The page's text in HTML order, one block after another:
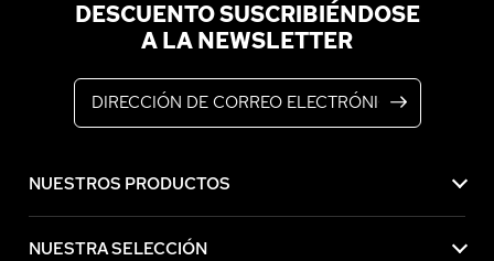
DESCUENTO SUSCRIBIÉNDOSE
A LA NEWSLETTER
NUESTROS PRODUCTOS
NUESTRA SELECCIÓN